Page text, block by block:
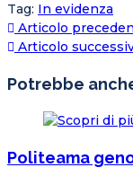
Tag: In evidenza
Articolo
Articolo
Potrebbe
Politeama